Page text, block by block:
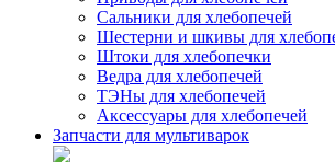
Сальники для хлебопечей
Шестерни и шкивы для
Штоки для хлебопечки
Ведра для хлебопечей
ТЭНы для хлебопечей
Аксессуары для хлебопечей
Запчасти для мультиварок